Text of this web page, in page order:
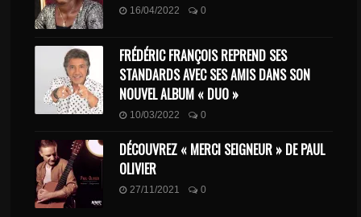
16/04/2022 0
FRÉDÉRIC FRANÇOIS REPREND SES
STANDARDS AVEC SES AMIS DANS SON
NOUVEL ALBUM « DUO »
10/03/2022 0
DÉCOUVREZ « MERCI SEIGNEUR » DE PAUL
OLIVIER
27/11/2021 0